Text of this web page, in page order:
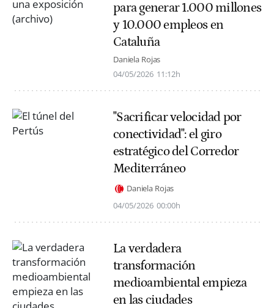
para generar 1.000 millones
y 10.000 empleos en
Cataluña
Daniela Rojas
04/05/2026 11:12h
"Sacrificar velocidad por
conectividad": el giro
estratégico del Corredor
Mediterráneo
Daniela Rojas
04/05/2026 00:00h
La verdadera
transformación
medioambiental empieza
en las ciudades